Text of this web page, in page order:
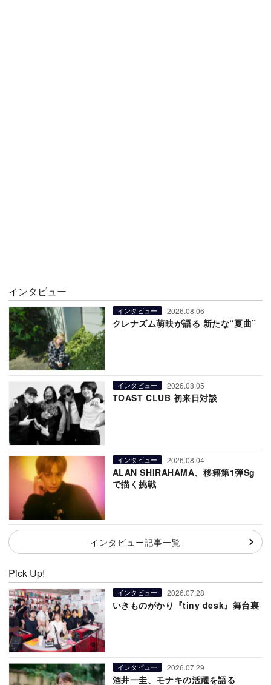
インタビュー
インタビュー 2026.08.06
クレナズム萌映が語る 新たな“夏曲”
インタビュー 2026.08.05
TOAST CLUB 初来日対談
インタビュー 2026.08.04
ALAN SHIRAHAMA、移籍第1弾Sg
で描く挑戦
インタビュー記事一覧
Pick Up!
インタビュー 2026.07.28
いきものがかり『tiny desk』舞台裏
インタビュー 2026.07.29
酒井一圭、モナキの活躍を語る